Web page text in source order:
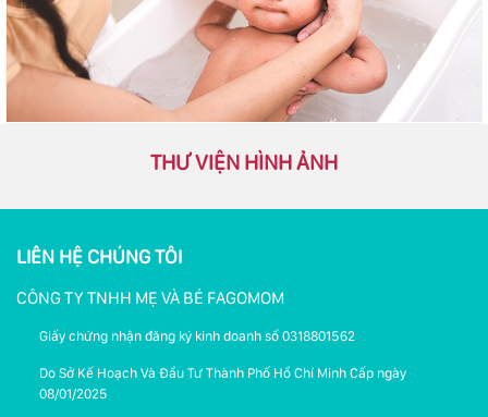
THƯ VIỆN HÌNH ẢNH
LIÊN HỆ CHÚNG TÔI
CÔNG TY TNHH MẸ VÀ BÉ FAGOMOM
Giấy chứng nhận đăng ký kinh doanh số 0318801562
Do Sở Kế Hoạch Và Đầu Tư Thành Phố Hồ Chí Minh Cấp ngày
08/01/2025